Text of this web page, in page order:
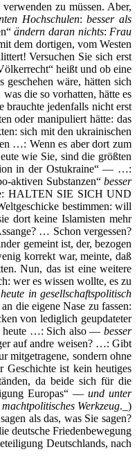
zu müssen. Aber,
Hochschulen:besser als
ändern daran nichts: Frau
dem dortigen, vom Westen
Versuchen Sie sich erst
heißt und ob eine
geschehen wäre, hätten sich
die so vorhatten, hätte es
brauchte jedenfalls nicht erst
oder manipuliert hätte: das
sich mit den ukrainischen
…: Wenn es aber dort zum
wie Sie, sind die größten
in der Ostukraine“ — …:
aktiven Substanzen“besser
HALTEN SIE SICH UND
bestimmen: will
dort keine Islamisten mehr
… Schon vergessen?
gemeint ist, der, bezogen
korrekt war, meinte, daß
Nun, das ist eine weitere
wer es wissen wollte, es zu
in gesellschaftspolitisch
die eigene Nase zu fassen:
von lediglich geupdateter
heute …: Sich also — besser
auf andre weisen? …: Gibt
mitgetragene, sondern ohne
ist kein heutiges
da beide sich für die
Europas“ — und unter
Werkzeug._)
als das, was Sie sagen?
deutsche Friedenbewegung
Deutschlands, nach